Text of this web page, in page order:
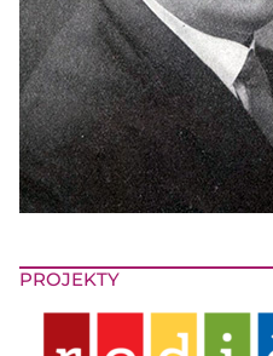
PROJEKTY